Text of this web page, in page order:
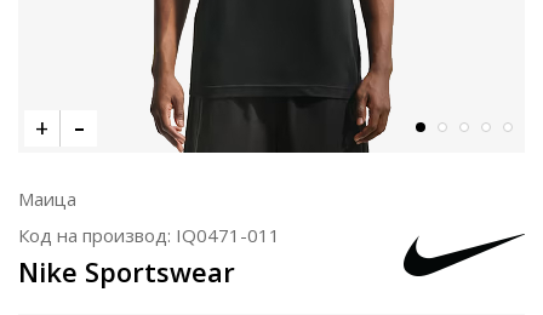
Маица
Код на производ: IQ0471-011
Nike Sportswear